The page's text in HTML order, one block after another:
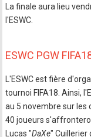
La finale aura lieu
l'ESWC.
ESWC PGW
L'ESWC est fière
tournoi FIFA18. Ainsi,
au 5 novembre sur les
40 joueurs
Lucas "DaXe" Cuillerier